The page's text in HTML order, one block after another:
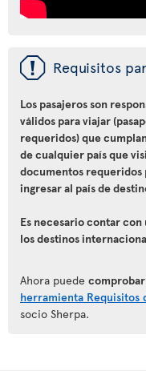
ü Requisitos
Los pasajeros son
válidos para viajar
requeridos) que
de cualquier país que
documentos requeridos
ingresar al país de
Es necesario contar
los destinos
Ahora puede
herramienta Requisitos
socio Sherpa.